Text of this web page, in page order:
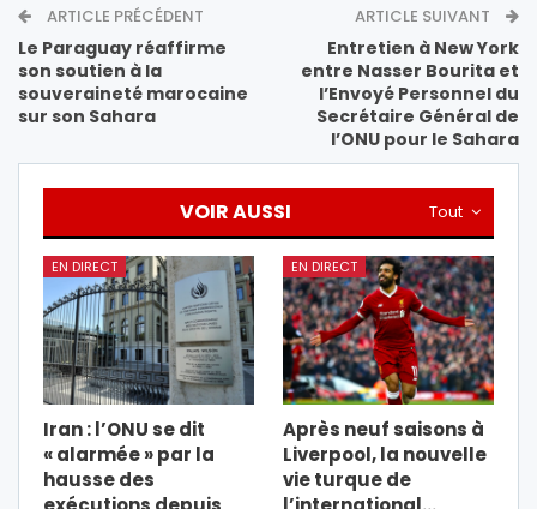
ARTICLE PRÉCÉDENT
Le Paraguay réaffirme
son soutien à la
souveraineté marocaine
sur son Sahara
ARTICLE SUIVANT
Entretien à New York
entre Nasser Bourita et
l’Envoyé Personnel du
Secrétaire Général de
l’ONU pour le Sahara
Tout
VOIR AUSSI
EN DIRECT
Iran : l’ONU se dit
« alarmée » par la
hausse des
EN DIRECT
Après neuf saisons à
Liverpool, la nouvelle
vie turque de